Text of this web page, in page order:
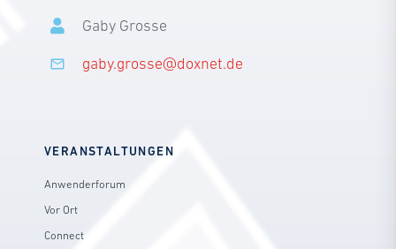
Gaby Grosse
gaby.grosse@doxnet.de
VERANSTALTUNGEN
Anwenderforum
Vor Ort
Connect